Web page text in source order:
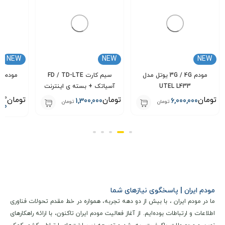
مشخصات فنی و کلیدی
NEW
مودم 3G / 4G یوتل مدل
UTEL L433
6,000,000 تومان تومان
NEW
سیم کارت FD / TD-LTE
آسیاتک + بسته ی اینترنت
100 گیگ سه ماهه
1,300,000 تومان تومان
NEW
تومان
مودم ایران | پاسخگوی نیازهای شما
ما در مودم ایران ، با بیش از دو دهه تجربه، همواره در خط مقدم تحولات فناوری
اطلاعات و ارتباطات بوده‌ایم. از آغاز فعالیت مودم ایران تاکنون، با ارائه راهکارهای